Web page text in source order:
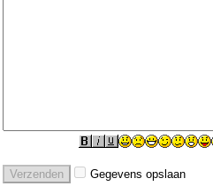
Gegevens opslaan